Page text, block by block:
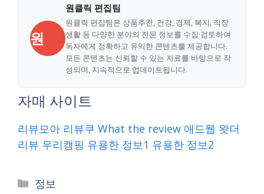
원
원클릭 편집팀
원클릭 편집팀은 상품추천, 건강, 경제, 복지, 직장
생활 등 다양한 분야의 전문 정보를 수집·검토하여
독자에게 정확하고 유익한 콘텐츠를 제공합니다.
모든 콘텐츠는 신뢰할 수 있는 자료를 바탕으로 작
성되며, 지속적으로 업데이트됩니다.
자매 사이트
리뷰모아 리뷰쿠 What the review 애드웹 왓더
리뷰 우리캠핑 유용한 정보1 유용한 정보2
Categories
정보